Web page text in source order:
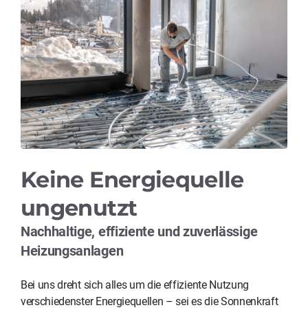
Keine Energiequelle
ungenutzt
Nachhaltige, effiziente und zuverlässige
Heizungsanlagen
Bei uns dreht sich alles um die effiziente Nutzung
verschiedenster Energiequellen – sei es die Sonnenkraft